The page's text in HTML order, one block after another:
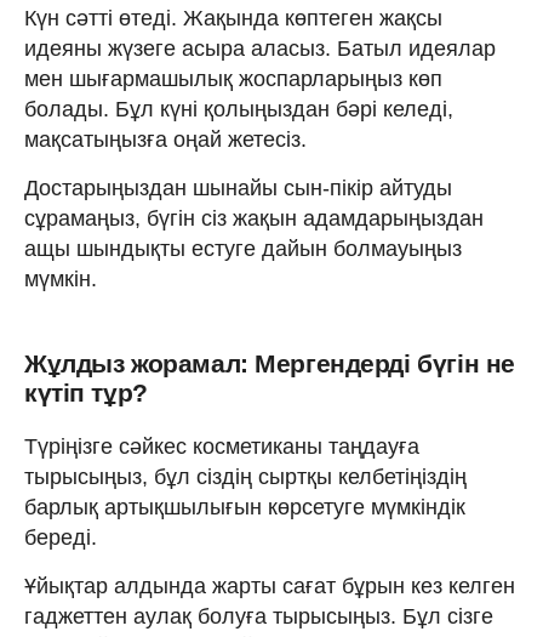
Күн сәтті өтеді. Жақында көптеген жақсы
идеяны жүзеге асыра аласыз. Батыл идеялар
мен шығармашылық жоспарларыңыз көп
болады. Бұл күні қолыңыздан бәрі келеді,
мақсатыңызға оңай жетесіз.
Достарыңыздан шынайы сын-пікір айтуды
сұрамаңыз, бүгін сіз жақын адамдарыңыздан
ащы шындықты естуге дайын болмауыңыз
мүмкін.
Жұлдыз жорамал: Мергендерді бүгін не
күтіп тұр?
Түріңізге сәйкес косметиканы таңдауға
тырысыңыз, бұл сіздің сыртқы келбетіңіздің
барлық артықшылығын көрсетуге мүмкіндік
береді.
Ұйықтар алдында жарты сағат бұрын кез келген
гаджеттен аулақ болуға тырысыңыз. Бұл сізге